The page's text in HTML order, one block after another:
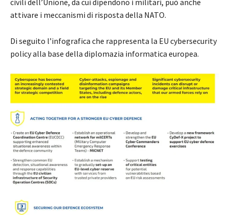
civili dell’Unione, da cui dipendono i militari, può anche
attivare i meccanismi di risposta della NATO.
Di seguito l’infografica che rappresenta la EU cybersecurity
policy alla base della diplomazia informatica europea.